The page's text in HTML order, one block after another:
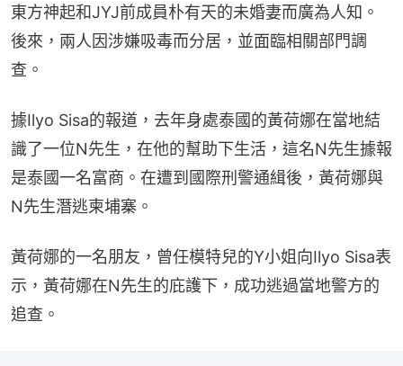
東方神起和JYJ前成員朴有天的未婚妻而廣為人知。
後來，兩人因涉嫌吸毒而分居，並面臨相關部門調
查。
據Ilyo Sisa的報道，去年身處泰國的黃荷娜在當地結
識了一位N先生，在他的幫助下生活，這名N先生據報
是泰國一名富商。在遭到國際刑警通緝後，黃荷娜與
N先生潛逃柬埔寨。
黃荷娜的一名朋友，曾任模特兒的Y小姐向Ilyo Sisa表
示，黃荷娜在N先生的庇護下，成功逃過當地警方的
追查。